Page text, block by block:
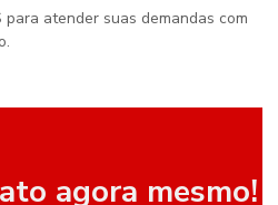
para atender suas demandas com
agora mesmo!